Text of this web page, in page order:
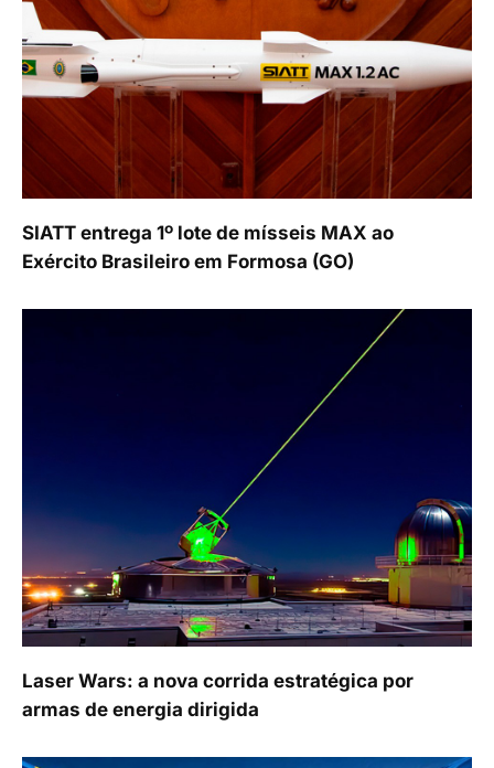
SIATT entrega 1º lote de mísseis MAX ao
Exército Brasileiro em Formosa (GO)
Laser Wars: a nova corrida estratégica por
armas de energia dirigida